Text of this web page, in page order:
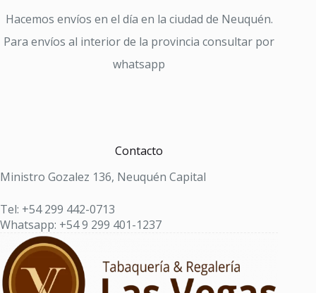
Hacemos envíos en el día en la ciudad de Neuquén.
Para envíos al interior de la provincia consultar por
whatsapp
Contacto
Ministro Gozalez 136, Neuquén Capital
Tel: +54 299 442-0713
Whatsapp: +54 9 299 401-1237